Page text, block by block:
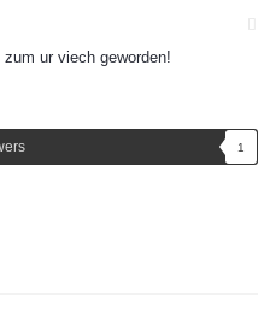
zum ur viech geworden!
1